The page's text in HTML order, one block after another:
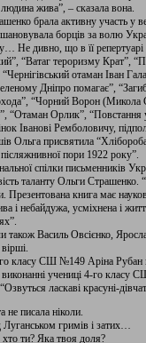
жива”, – сказала вона.
брала активну участь у
борців за волю
Не дивно, що в її
“Ватаг тероризму Крат”,
“Чернігівський отаман Іван
Дніпро помагає”,
“Чорний Ворон (Микола
“Отаман Орлик”, “Повстання
Іванові Ремболовичу,
Ольга присвятила
пори 1922 року”.
спілки письменників
таланту Ольги Страшенко.
Презентована книга має
і небайдужа, усміхнена і
також Василь Овсієнко,
класу СШ №149 Аріна Рубан
виконанні учениці 4-го
ласкаві красуні-
не писала ніколи.
Луганськом гримів і затих…
ти? Яка твоя доля?